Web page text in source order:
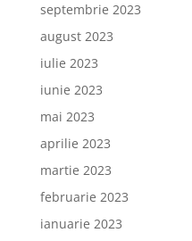
septembrie 2023
august 2023
iulie 2023
iunie 2023
mai 2023
aprilie 2023
martie 2023
februarie 2023
ianuarie 2023